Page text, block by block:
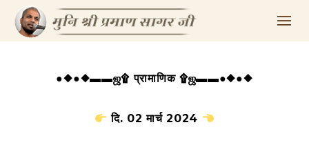
●◆●◆▬▬ஜ۩ प्रामाणिक ۩ஜ▬▬●◆●◆
दि. 02 मार्च 2024